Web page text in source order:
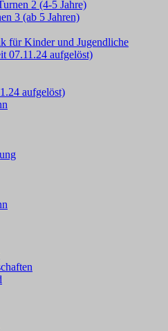
2 (4-5 Jahre)
3 (ab 5 Jahren)
für Kinder und Jugendliche
07.11.24 aufgelöst)
aufgelöst)